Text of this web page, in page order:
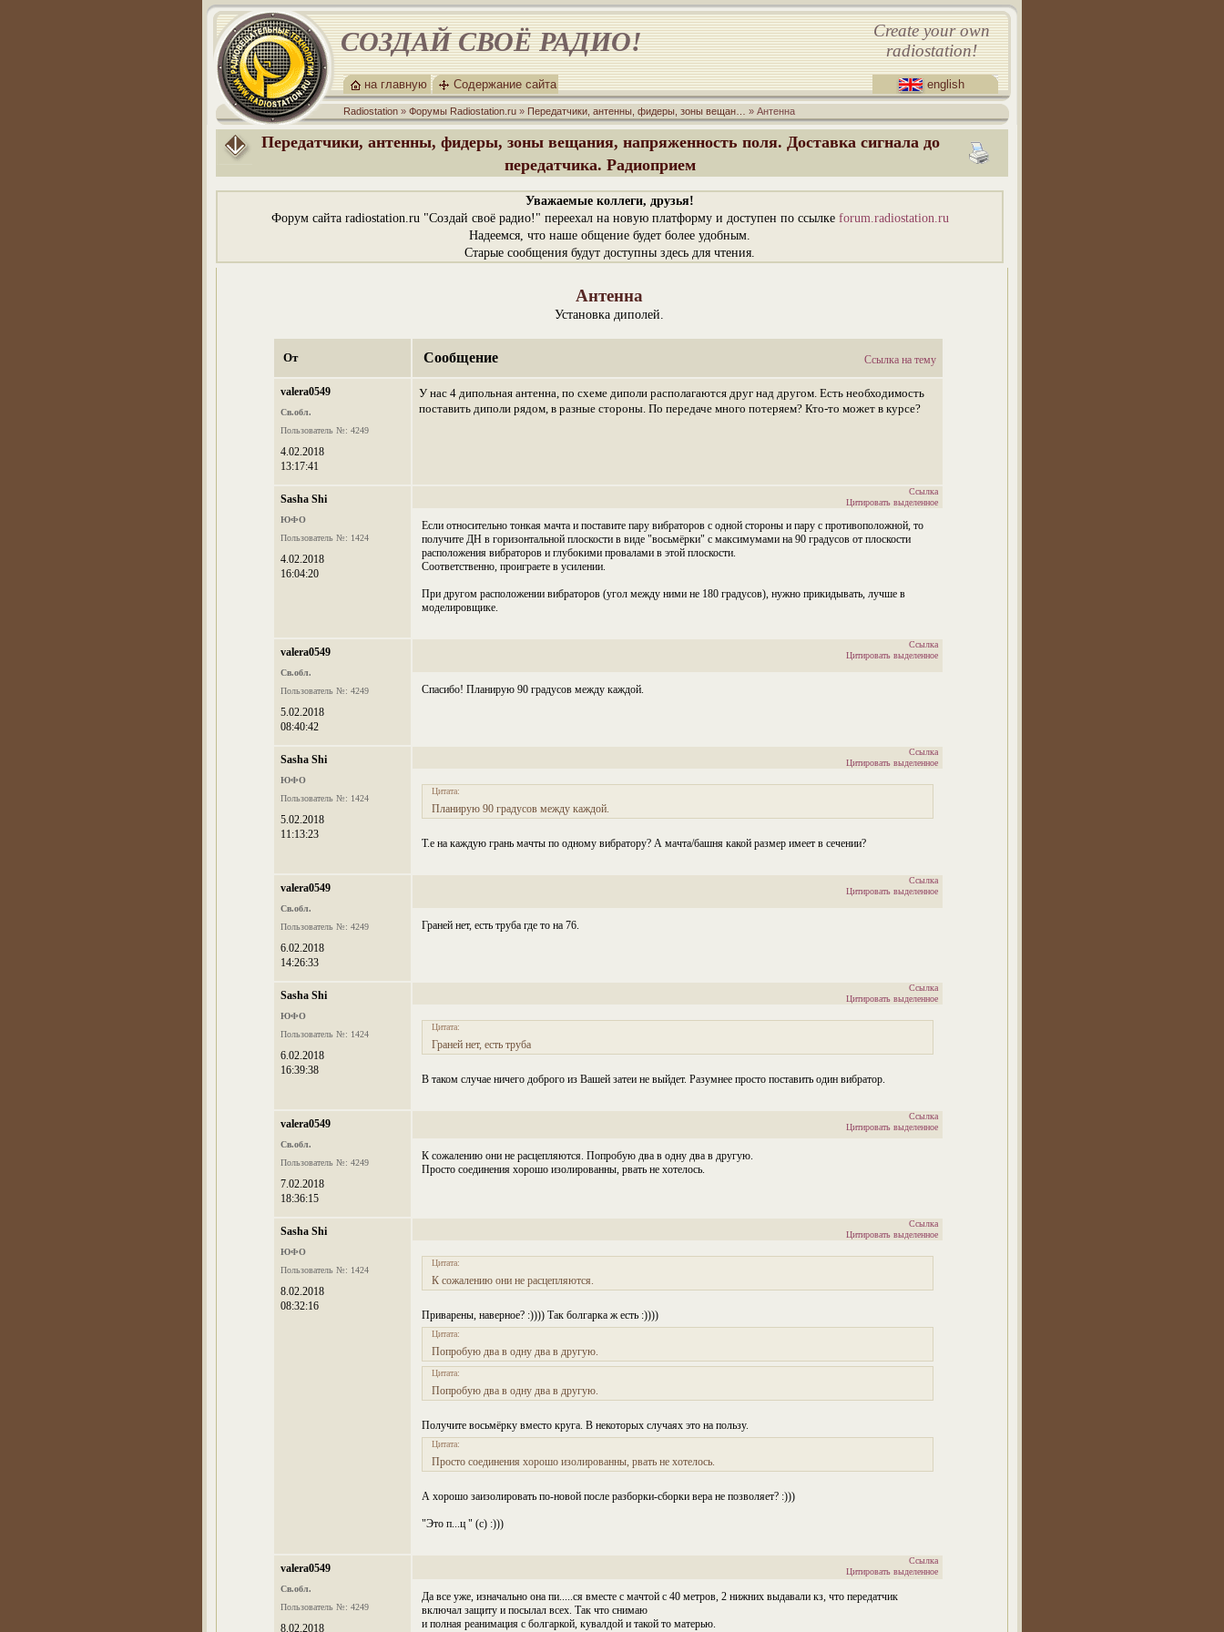
СОЗДАЙ СВОЁ РАДИО!
на главную Содержание сайта
Create your own
radiostation!
english
Radiostation » Форумы Radiostation.ru » Передатчики, антенны, фидеры, зоны вещан… » Антенна
Передатчики, антенны, фидеры, зоны вещания, напряженность поля. Доставка сигнала до
передатчика. Радиоприем
Уважаемые коллеги, друзья!
Форум сайта radiostation.ru "Создай своё радио!" переехал на новую платформу и доступен по ссылке forum.radiostation.ru
Надеемся, что наше общение будет более удобным.
Старые сообщения будут доступны здесь для чтения.
Антенна
Установка диполей.
От Сообщение Ссылка на тему
valera0549
Св.обл.
Пользователь №: 4249
4.02.2018
13:17:41
У нас 4 дипольная антенна, по схеме диполи располагаются друг над другом. Есть необходимость
поставить диполи рядом, в разные стороны. По передаче много потеряем? Кто-то может в курсе?
Sasha Shi
ЮФО
Пользователь №: 1424
4.02.2018
16:04:20
Ссылка
Цитировать выделенное
Если относительно тонкая мачта и поставите пару вибраторов с одной стороны и пару с противоположной, то
получите ДН в горизонтальной плоскости в виде "восьмёрки" с максимумами на 90 градусов от плоскости
расположения вибраторов и глубокими провалами в этой плоскости.
Соответственно, проиграете в усилении.
При другом расположении вибраторов (угол между ними не 180 градусов), нужно прикидывать, лучше в
моделировщике.
valera0549
Св.обл.
Пользователь №: 4249
5.02.2018
08:40:42
Ссылка
Цитировать выделенное
Спасибо! Планирую 90 градусов между каждой.
Sasha Shi
ЮФО
Пользователь №: 1424
5.02.2018
11:13:23
Ссылка
Цитировать выделенное
Цитата:
Планирую 90 градусов между каждой.
Т.е на каждую грань мачты по одному вибратору? А мачта/башня какой размер имеет в сечении?
valera0549
Св.обл.
Пользователь №: 4249
6.02.2018
14:26:33
Ссылка
Цитировать выделенное
Граней нет, есть труба где то на 76.
Sasha Shi
ЮФО
Пользователь №: 1424
6.02.2018
16:39:38
Ссылка
Цитировать выделенное
Цитата:
Граней нет, есть труба
В таком случае ничего доброго из Вашей затеи не выйдет. Разумнее просто поставить один вибратор.
valera0549
Св.обл.
Пользователь №: 4249
7.02.2018
18:36:15
Ссылка
Цитировать выделенное
К сожалению они не расцепляются. Попробую два в одну два в другую.
Просто соединения хорошо изолированны, рвать не хотелось.
Sasha Shi
ЮФО
Пользователь №: 1424
8.02.2018
08:32:16
Ссылка
Цитировать выделенное
Цитата:
К сожалению они не расцепляются.
Приварены, наверное? :)))) Так болгарка ж есть :))))
Цитата:
Попробую два в одну два в другую.
Цитата:
Попробую два в одну два в другую.
Получите восьмёрку вместо круга. В некоторых случаях это на пользу.
Цитата:
Просто соединения хорошо изолированны, рвать не хотелось.
А хорошо заизолировать по-новой после разборки-сборки вера не позволяет? :)))
"Это п...ц " (с) :)))
valera0549
Св.обл.
Пользователь №: 4249
8.02.2018
Ссылка
Цитировать выделенное
Да все уже, изначально она пи.....ся вместе с мачтой с 40 метров, 2 нижних выдавали кз, что передатчик
включал защиту и посылал всех. Так что снимаю
и полная реанимация с болгаркой, кувалдой и такой то матерью.